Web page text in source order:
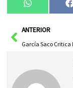
en
AntANTERIOR